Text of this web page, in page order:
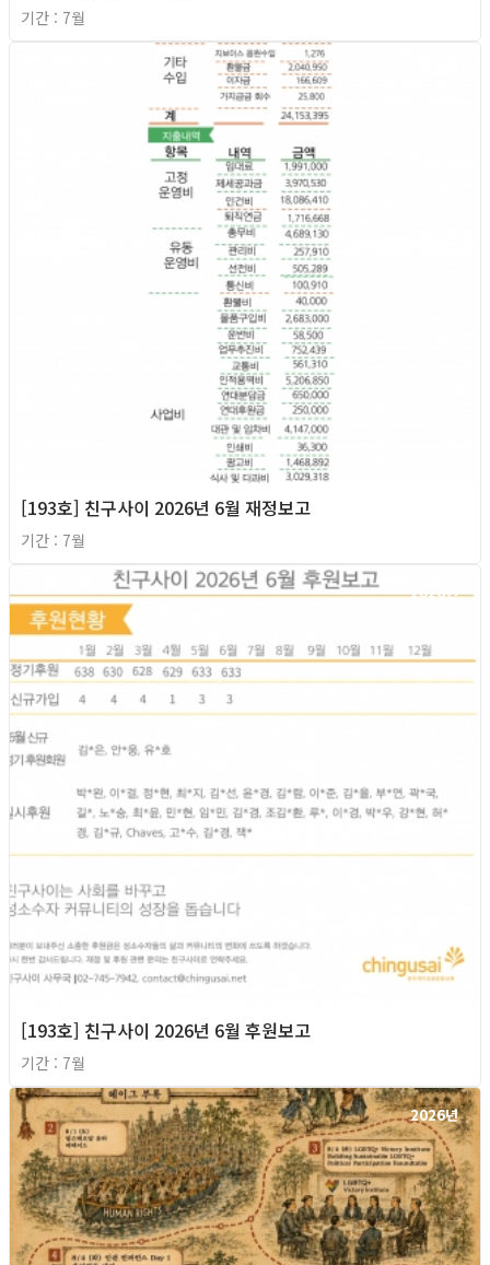
기간 : 7월
[193호] 친구사이 2026년 6월 재정보고
기간 : 7월
2026년
[193호] 친구사이 2026년 6월 후원보고
기간 : 7월
2026년